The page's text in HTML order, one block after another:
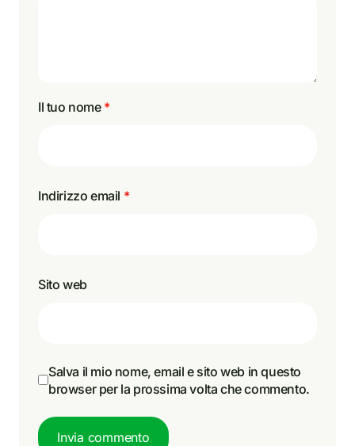
Il tuo nome *
Indirizzo email *
Sito web
Salva il mio nome, email e sito web in questo
browser per la prossima volta che commento.
Invia commento